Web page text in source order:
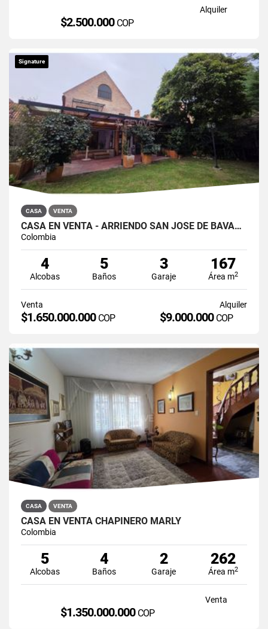
Alquiler
$2.500.000 COP
Signature
CASA VENTA
CASA EN VENTA - ARRIENDO SAN JOSÉ DE BAVARIA
Colombia
4
Alcobas
5
Baños
3
Garaje
167
Área m2
Venta
$1.650.000.000 COP
Alquiler
$9.000.000 COP
CASA VENTA
CASA EN VENTA CHAPINERO MARLY
Colombia
5
Alcobas
4
Baños
2
Garaje
262
Área m2
Venta
$1.350.000.000 COP